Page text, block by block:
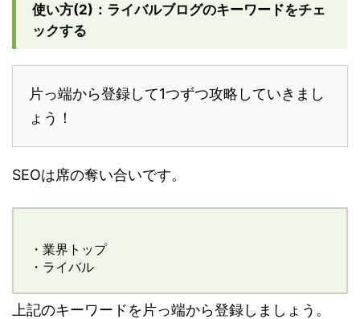
使い方(2)：ライバルブログのキーワードをチェ
ックする
片っ端から登録して1つずつ攻略していきまし
ょう！
SEOは席の奪い合いです。
・業界トップ
・ライバル
上記のキーワードを片っ端から登録しましょう。